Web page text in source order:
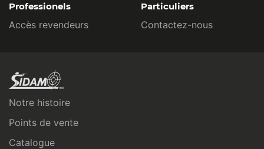
Professionels
Accès revendeurs
Particuliers
Contactez-nous
Notre histoire
Points de vente
Catalogue